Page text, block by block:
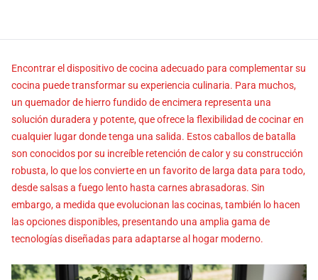
Encontrar el dispositivo de cocina adecuado para complementar su
cocina puede transformar su experiencia culinaria. Para muchos,
un quemador de hierro fundido de encimera representa una
solución duradera y potente, que ofrece la flexibilidad de cocinar en
cualquier lugar donde tenga una salida. Estos caballos de batalla
son conocidos por su increíble retención de calor y su construcción
robusta, lo que los convierte en un favorito de larga data para todo,
desde salsas a fuego lento hasta carnes abrasadoras. Sin
embargo, a medida que evolucionan las cocinas, también lo hacen
las opciones disponibles, presentando una amplia gama de
tecnologías diseñadas para adaptarse al hogar moderno.